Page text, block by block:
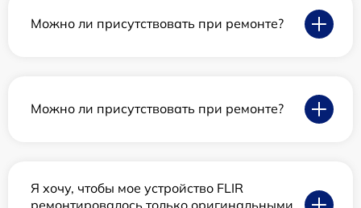
Можно ли присутствовать при ремонте?
Можно ли присутствовать при ремонте?
Я хочу, чтобы мое устройство FLIR
ремонтировалось только оригинальными